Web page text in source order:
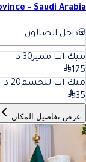
- Saudi Arabia
داخل الصالون
ميك اب مميز30 د
175
ميك اب للجسم20 د
35
عرض تفاصيل المكان